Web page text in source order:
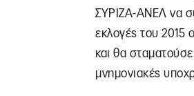
ΣΥΡΙΖΑ-ΑΝΕΛ να
εκλογές του 2015
και θα
μνημονιακές